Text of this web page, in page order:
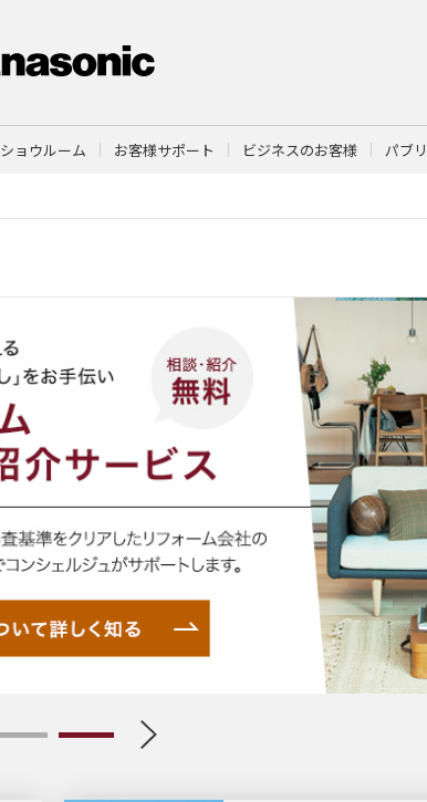
ショウルーム お客様サポート ビジネスのお客様 パブ
でくらしを守る